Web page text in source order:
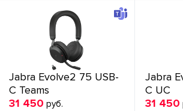
Jabra Evolve2 75 USB-
C Teams
31 450 руб.
Jabra
C UC
31 450